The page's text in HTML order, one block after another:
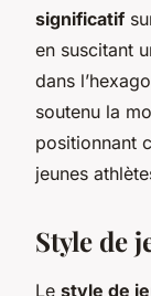
significatif
en suscitant
dans
soutenu la
positionnant
jeunes
Style de
Le style de